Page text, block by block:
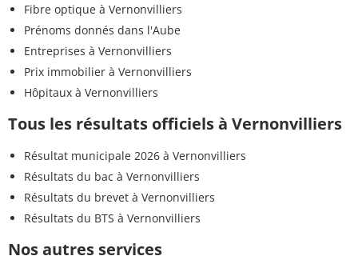
Fibre optique à Vernonvilliers
Prénoms donnés dans l'Aube
Entreprises à Vernonvilliers
Prix immobilier à Vernonvilliers
Hôpitaux à Vernonvilliers
Tous les résultats officiels à Vernonvilliers
Résultat municipale 2026 à Vernonvilliers
Résultats du bac à Vernonvilliers
Résultats du brevet à Vernonvilliers
Résultats du BTS à Vernonvilliers
Nos autres services